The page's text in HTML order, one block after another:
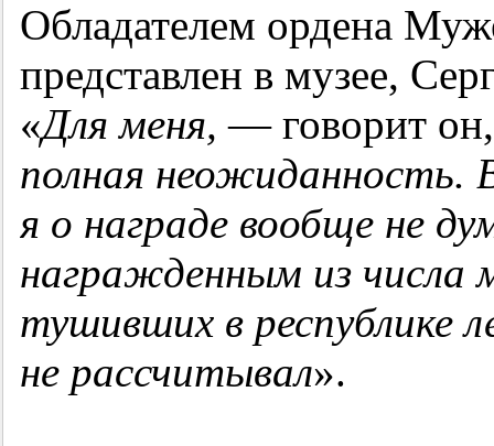
Обладателем ордена
представлен в музее,
«Для меня, — говорит
полная неожиданность.
я о награде вообще не
награжденным из числа
тушивших в
не рассчитывал».